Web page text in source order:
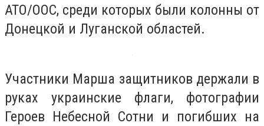
АТО/ООС, среди которых были колонны от
Донецкой и Луганской областей.
Участники Марша защитников держали в
руках украинские флаги, фотографии
Героев Небесной Сотни и погибших на